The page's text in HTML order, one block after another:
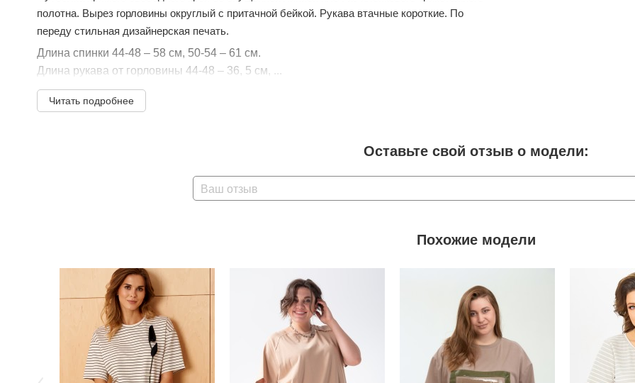
полотна. Вырез горловины округлый с притачной бейкой. Рукава втачные короткие. По
переду стильная дизайнерская печать.
Длина спинки 44-48 – 58 см, 50-54 – 61 см.
Длина рукава от горловины 44-48 – 36, 5 см, ...
Читать подробнее
Оставьте свой отзыв о модели:
Ваш отзыв
Похожие модели